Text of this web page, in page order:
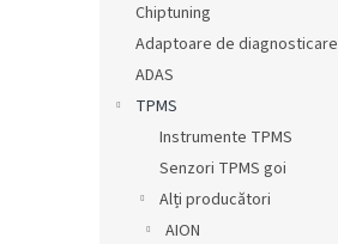
Chiptuning
Adaptoare de diagnosticare
ADAS
TPMS
Instrumente TPMS
Senzori TPMS goi
Alți producători
AION